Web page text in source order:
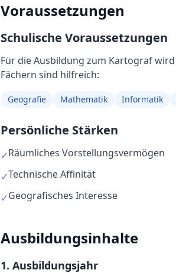
Voraussetzungen
Schulische Voraussetzungen
Für die Ausbildung zum Kartografwird
Fächern sind hilfreich:
Geografie Mathematik Informatik
Persönliche Stärken
✓Räumliches Vorstellungsvermögen
✓Technische Affinität
✓Geografisches Interesse
Ausbildungsinhalte
1. Ausbildungsjahr